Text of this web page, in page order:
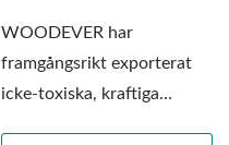
WOODEVER har
framgångsrikt exporterat
icke-toxiska, kraftiga